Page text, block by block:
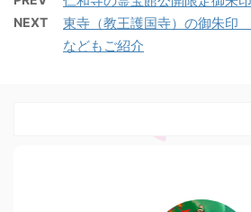
NEXT
東寺（教王護国寺）の御朱印
などもご紹介